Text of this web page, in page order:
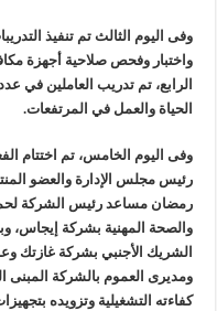
وفى اليوم الثالث تم تنفيذ
الحياة والعمل في المرتفعات.
وفى اليوم الخامس، تم اختتام
رئيس مجلس الإدارة والعضو
رمضان مساعد رئيس الشركة
والصحة المهنية بشركة إيجاس،
الشريك الأجنبي بشركة غازتك
ومديرى العموم بالشركة المبنى
كفاءته التشغيلية وتزويده